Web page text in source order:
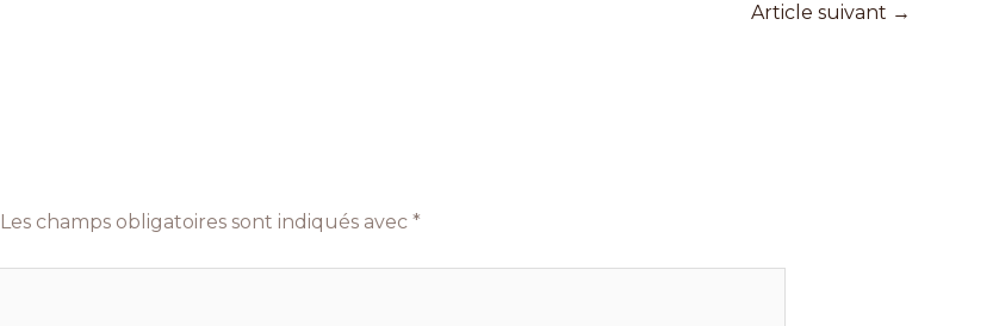
Article suivant →
Les champs obligatoires sont indiqués avec *